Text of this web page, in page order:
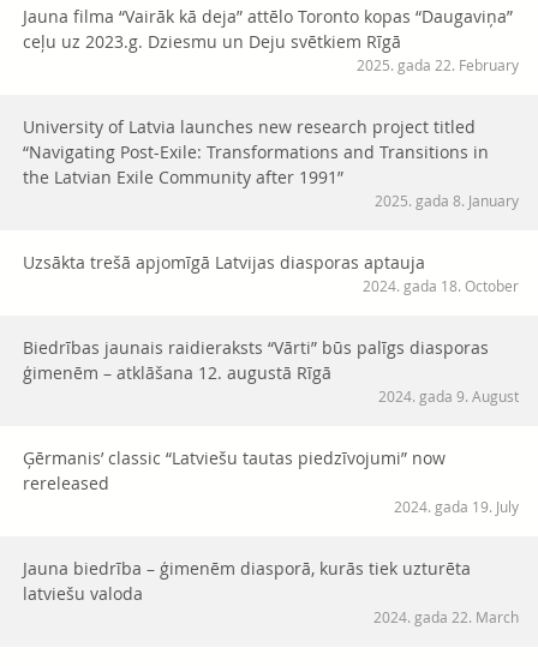
Jauna filma “Vairāk kā deja” attēlo Toronto kopas “Daugaviņa”
ceļu uz 2023.g. Dziesmu un Deju svētkiem Rīgā
2025. gada 22. February
University of Latvia launches new research project titled
“Navigating Post-Exile: Transformations and Transitions in
the Latvian Exile Community after 1991”
2025. gada 8. January
Uzsākta trešā apjomīgā Latvijas diasporas aptauja
2024. gada 18. October
Biedrības jaunais raidieraksts “Vārti” būs palīgs diasporas
ģimenēm – atklāšana 12. augustā Rīgā
2024. gada 9. August
Ģērmanis’ classic “Latviešu tautas piedzīvojumi” now
rereleased
2024. gada 19. July
Jauna biedrība – ģimenēm diasporā, kurās tiek uzturēta
latviešu valoda
2024. gada 22. March